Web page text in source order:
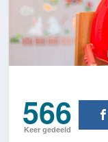
566
Keer gedeeld